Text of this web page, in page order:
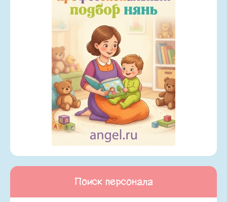
Поиск персонала